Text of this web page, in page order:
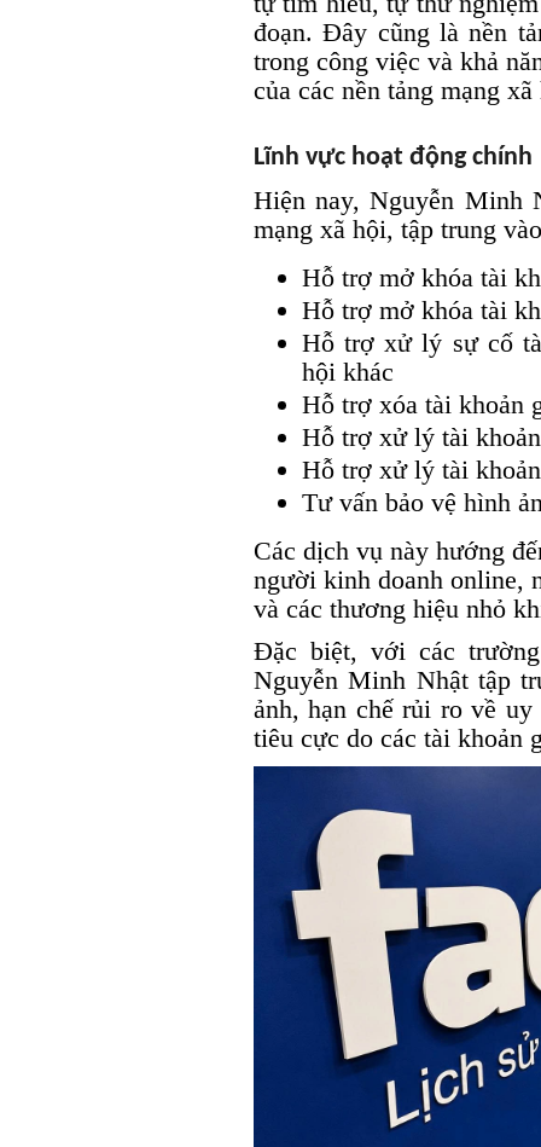
đoạn. Đây cũng là nền
trong công việc và khả
của các nền tảng mạng
Lĩnh vực hoạt động chính
Hiện nay, Nguyễn Minh
mạng xã hội, tập trung
Hỗ trợ mở khóa tài
Hỗ trợ mở khóa tài
Hỗ trợ xử lý sự cố
hội khác
Hỗ trợ xóa tài khoản
Hỗ trợ xử lý tài
Hỗ trợ xử lý tài
Tư vấn bảo vệ hình
Các dịch vụ này hướng
người kinh doanh online,
và các thương hiệu nhỏ
Đặc biệt, với các
Nguyễn Minh Nhật tập
ảnh, hạn chế rủi ro về
tiêu cực do các tài khoản